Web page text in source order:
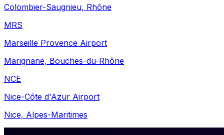
Colombier-Saugnieu, Rhône
MRS
Marseille Provence Airport
Marignane, Bouches-du-Rhône
NCE
Nice-Côte d'Azur Airport
Nice, Alpes-Maritimes